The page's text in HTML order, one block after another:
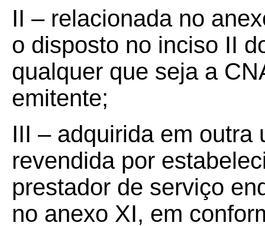
II – relacionada no
o disposto no inciso II
qualquer que seja a
emitente;
III – adquirida em outra
revendida por
prestador de serviço
no anexo XI, em